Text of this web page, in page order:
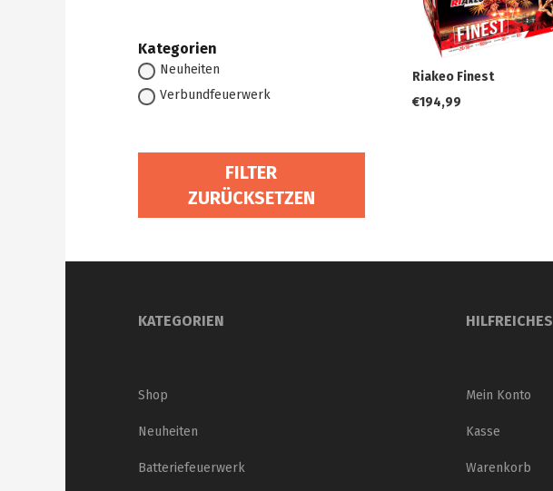
Kategorien
Neuheiten
Verbundfeuerwerk
FILTER
ZURÜCKSETZEN
Riakeo Finest
€194,99
KATEGORIEN
Shop
Neuheiten
Batteriefeuerwerk
HILFREICHES
Mein Konto
Kasse
Warenkorb